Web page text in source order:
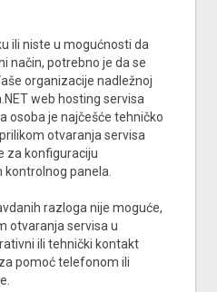
ili niste u mogućnosti da
način, potrebno je da se
organizacije nadležnoj
web hosting servisa
osoba je najčešće tehničko
otvaranja servisa
za konfiguraciju
panela.
razloga nije moguće,
otvaranja servisa u
ili tehnički kontakt
pomoć telefonom ili